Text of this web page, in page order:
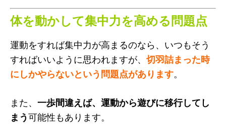
体を動かして集中力を高める問題点
運動をすれば集中力が高まるのなら、いつもそう
すればいいように思われますが、 切羽詰まった時
にしかやらないという問題点があります。
また、 一歩間違えば、運動から遊びに移行してし
まう可能性もあります。